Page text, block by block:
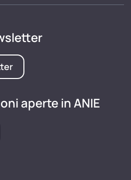
aperte in ANIE